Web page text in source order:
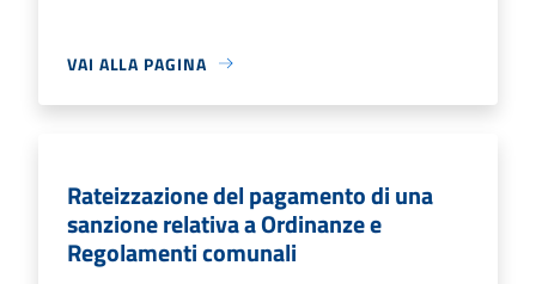
VAI ALLA PAGINA
Rateizzazione del pagamento di una
sanzione relativa a Ordinanze e
Regolamenti comunali